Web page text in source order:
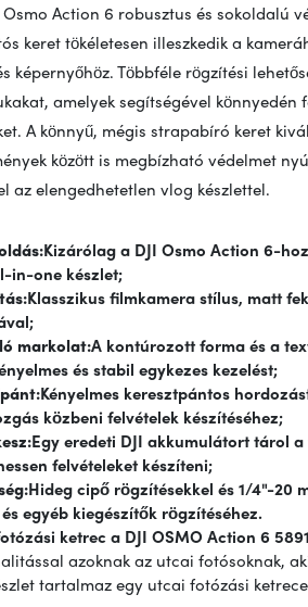
Osmo Action 6 robusztus és sokoldalú
keret tökéletesen illeszkedik a
képernyőhöz. Többféle rögzítési
amelyek segítségével
A könnyű, mégis strapabíró keret
között is megbízható védelmet
az elengedhetetlen vlog készlettel.
Kizárólag a DJI Osmo Action 6-
in-one készlet;
Klasszikus filmkamera stílus, matt
markolat:A kontúrozott forma és a
és stabil egykezes kezelést;
Kényelmes keresztpántos
közbeni felvételek készítéséhez;
Egy eredeti DJI akkumulátort tárol
felvételeket készíteni;
Hideg cipő rögzítésekkel és 1/4"-20
egyéb kiegészítők rögzítéséhez.
ketrec a DJI OSMO Action 6
azoknak az utcai fotósoknak,
tartalmaz egy utcai fotózási